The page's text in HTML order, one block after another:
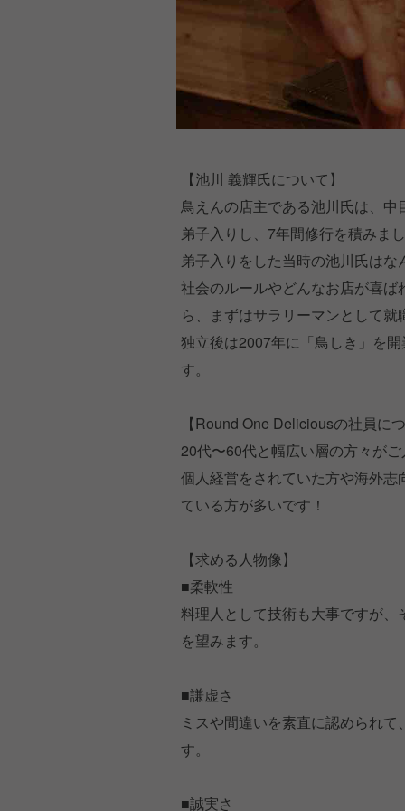
【池川 義輝氏について】
鳥えんの店主である池川氏は、
弟子入りし、7年間修行を積みま
弟子入りをした当時の池川氏は
社会のルールやどんなお店が喜
ら、まずはサラリーマンとして
独立後は2007年に「鳥しき」を
す。
【Round One Deliciousの社員に
20代〜60代と幅広い層の方々が
個人経営をされていた方や海外
ている方が多いです！
【求める人物像】
■柔軟性
料理人として技術も大事ですが
を望みます。
■謙虚さ
ミスや間違いを素直に認められ
す。
■誠実さ